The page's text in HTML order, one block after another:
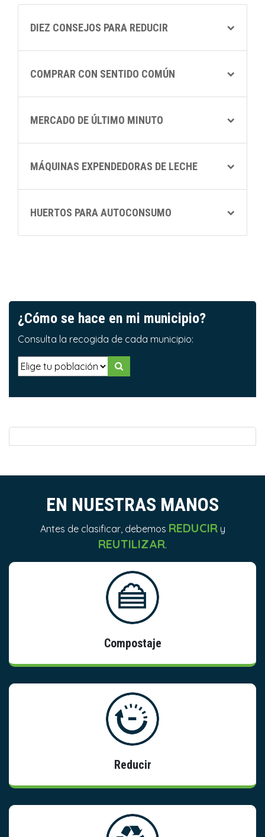
DIEZ CONSEJOS PARA REDUCIR
COMPRAR CON SENTIDO COMÚN
MERCADO DE ÚLTIMO MINUTO
MÁQUINAS EXPENDEDORAS DE LECHE
HUERTOS PARA AUTOCONSUMO
¿Cómo se hace en mi municipio?
Consulta la recogida de cada municipio:
EN NUESTRAS MANOS
Antes de clasificar, debemos REDUCIRy
REUTILIZAR.
Compostaje
Reducir